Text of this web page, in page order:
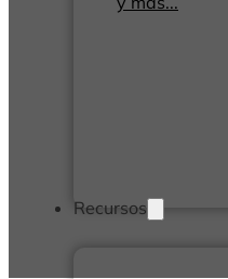
Recursos